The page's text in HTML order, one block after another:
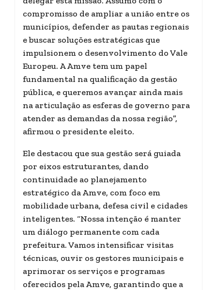
compromisso de ampliar a união entre os
municípios, defender as pautas regionais
e buscar soluções estratégicas que
impulsionem o desenvolvimento do Vale
Europeu. A Amve tem um papel
fundamental na qualificação da gestão
pública, e queremos avançar ainda mais
na articulação as esferas de governo para
atender as demandas da nossa região”,
afirmou o presidente eleito.
Ele destacou que sua gestão será guiada
por eixos estruturantes, dando
continuidade ao planejamento
estratégico da Amve, com foco em
mobilidade urbana, defesa civil e cidades
inteligentes. “Nossa intenção é manter
um diálogo permanente com cada
prefeitura. Vamos intensificar visitas
técnicas, ouvir os gestores municipais e
aprimorar os serviços e programas
oferecidos pela Amve, garantindo que a